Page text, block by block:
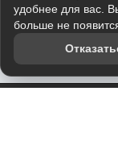
удобнее для вас.
больше не